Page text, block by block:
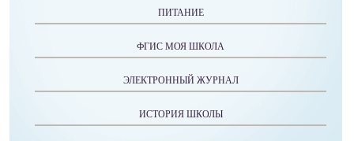
ПИТАНИЕ
ФГИС МОЯ ШКОЛА
ЭЛЕКТРОННЫЙ ЖУРНАЛ
ИСТОРИЯ ШКОЛЫ